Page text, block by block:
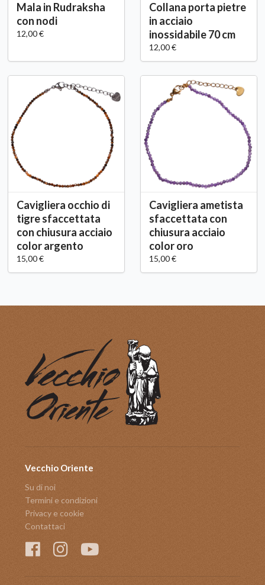
Mala in Rudraksha
con nodi
12,00 €
Collana porta pietre
in acciaio
inossidabile 70 cm
12,00 €
Cavigliera occhio di
tigre sfaccettata
con chiusura acciaio
color argento
15,00 €
Cavigliera ametista
sfaccettata con
chiusura acciaio
color oro
15,00 €
Vecchio Oriente
Su di noi
Termini e condizioni
Privacy e cookie
Contattaci